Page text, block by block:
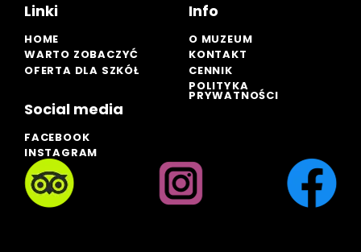
Linki
HOME
WARTO ZOBACZYĆ
OFERTA DLA SZKÓŁ
Info
O MUZEUM
KONTAKT
CENNIK
POLITYKA
PRYWATNOŚCI
Social media
FACEBOOK
INSTAGRAM